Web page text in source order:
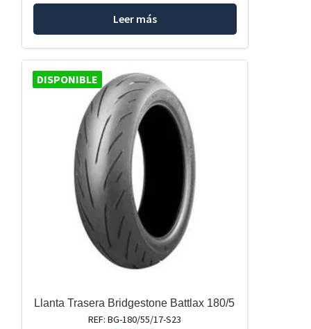
Leer más
DISPONIBLE
Llanta Trasera Bridgestone Battlax 180/5
REF: BG-180/55/17-S23